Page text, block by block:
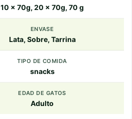
10 x 70g, 20 x 70g, 70 g
ENVASE
Lata, Sobre, Tarrina
TIPO DE COMIDA
snacks
EDAD DE GATOS
Adulto